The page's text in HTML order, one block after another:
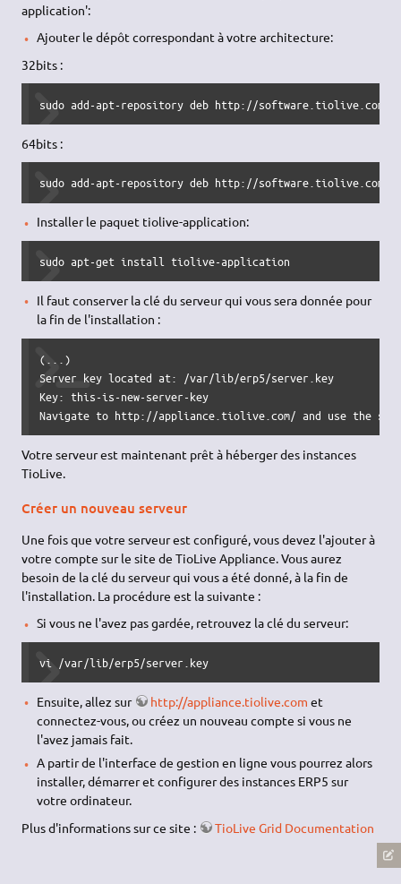
application':
Ajouter le dépôt correspondant à votre architecture:
32bits :
sudo add-apt-repository deb http://software.tiolive.com/
64bits :
sudo add-apt-repository deb http://software.tiolive.com/
Installer le paquet tiolive-application:
sudo apt-get install tiolive-application
Il faut conserver la clé du serveur qui vous sera donnée pour
la fin de l'installation :
(...)
Server key located at: /var/lib/erp5/server.key
Key: this-is-new-server-key
Navigate to http://appliance.tiolive.com/ and use the
Votre serveur est maintenant prêt à héberger des instances
TioLive.
Créer un nouveau serveur
Une fois que votre serveur est configuré, vous devez l'ajouter à
votre compte sur le site de TioLive Appliance. Vous aurez
besoin de la clé du serveur qui vous a été donné, à la fin de
l'installation. La procédure est la suivante :
Si vous ne l'avez pas gardée, retrouvez la clé du serveur:
vi /var/lib/erp5/server.key
Ensuite, allez sur http://appliance.tiolive.com et
connectez-vous, ou créez un nouveau compte si vous ne
l'avez jamais fait.
A partir de l'interface de gestion en ligne vous pourrez alors
installer, démarrer et configurer des instances ERP5 sur
votre ordinateur.
Plus d'informations sur ce site :
TioLive Grid Documentation